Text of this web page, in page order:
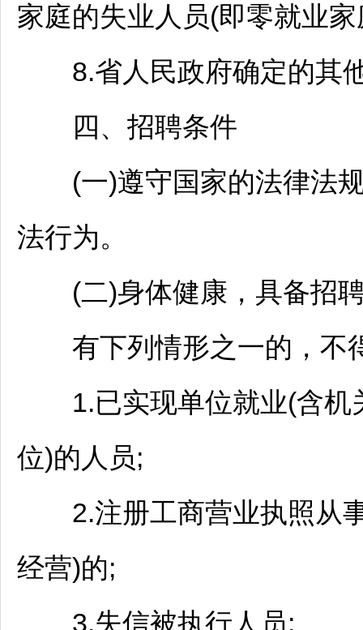
家庭的失业人员(即零就业
8.省人民政府确定的其
四、 招聘条件
(一)遵守国家的法律法规
法行为。
(二)身体健康，具备招
有下列情形之一的，不
1.已实现单位就业(含机
位)的人员;
2.注册工商营业执照从事
经营)的;
3.失信被执行人员;